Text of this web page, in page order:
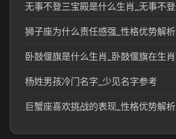
狮子座为什么责任感强_性格优势解析
杨姓男孩冷门名字_少见名字参考
巨蟹座喜欢挑战的表现_性格优势解析